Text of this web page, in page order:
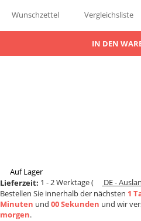
IN DEN
Auf Lager
Lieferzeit: 1 - 2 Werktage(
DE -
Bestellen Sie innerhalb der nächsten 1
Minuten und 00 Sekunden und wir
morgen.
Wunschzettel Vergleichsliste